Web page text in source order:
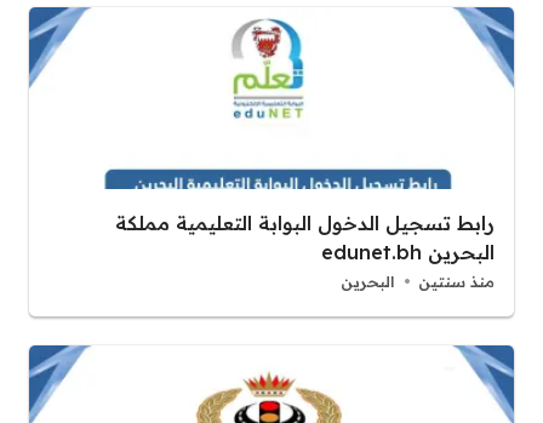
رابط تسجيل الدخول البوابة التعليمية مملكة
البحرين edunet.bh
منذ سنتين البحرين